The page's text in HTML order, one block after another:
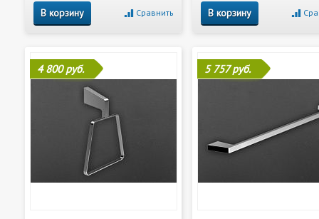
В корзину Сравнить В корзину
4 800 руб. 5 757 руб.